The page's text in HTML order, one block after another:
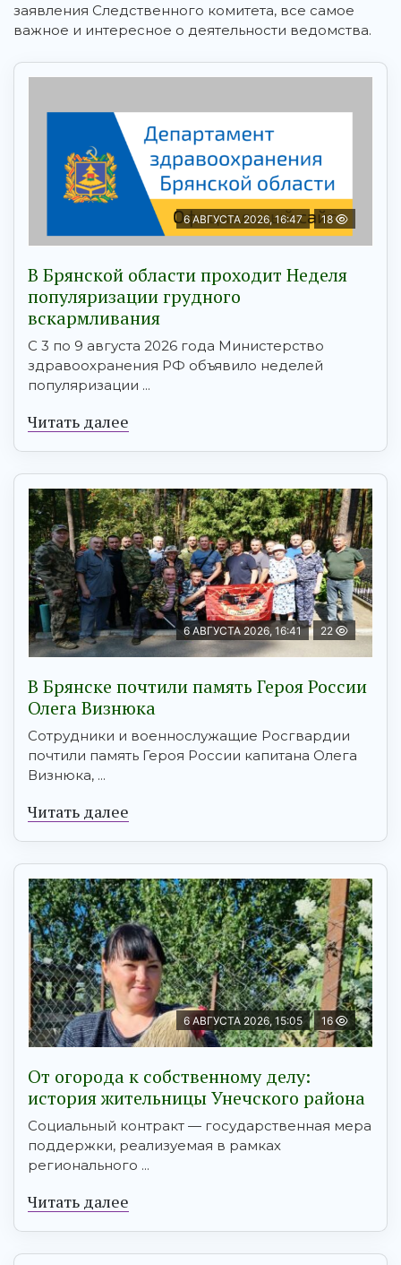
заявления Следственного комитета, все самое
важное и интересное о деятельности ведомства.
6 АВГУСТА 2026, 16:47 18
В Брянской области проходит Неделя
популяризации грудного
вскармливания
С 3 по 9 августа 2026 года Министерство
здравоохранения РФ объявило неделей
популяризации ...
Читать далее
6 АВГУСТА 2026, 16:41 22
В Брянске почтили память Героя России
Олега Визнюка
Сотрудники и военнослужащие Росгвардии
почтили память Героя России капитана Олега
Визнюка, ...
Читать далее
6 АВГУСТА 2026, 15:05 16
От огорода к собственному делу:
история жительницы Унечского района
Социальный контракт — государственная мера
поддержки, реализуемая в рамках
регионального ...
Читать далее